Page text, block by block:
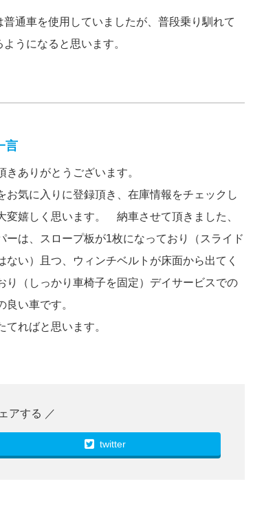
通車を使用していましたが、普段乗り馴れて
うになると思います。
言
きありがとうございます。
お気に入りに登録頂き、在庫情報をチェックし
変嬉しく思います。 納車させて頂きました、
ーは、スロープ板が1枚になっており（スライド
ない）且つ、ウィンチベルトが床面から出てく
り（しっかり車椅子を固定）デイサービスでの
良い車です。
ればと思います。
twitter